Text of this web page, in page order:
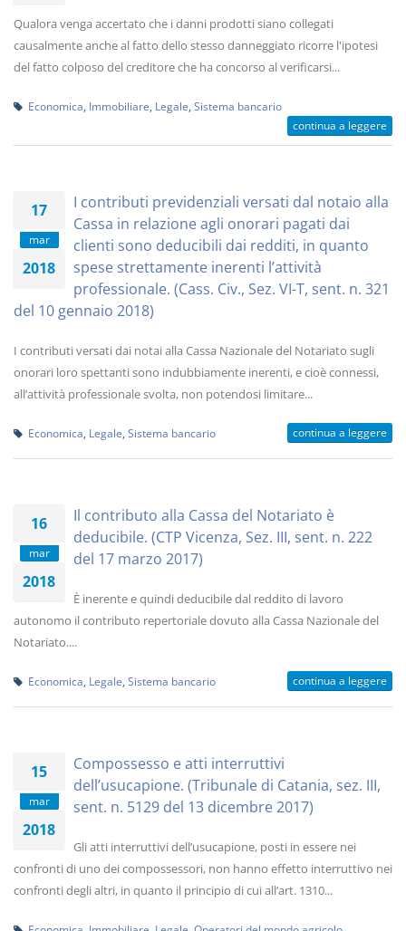
Qualora venga accertato che i danni prodotti siano collegati
causalmente anche al fatto dello stesso danneggiato ricorre l'ipotesi
del fatto colposo del creditore che ha concorso al verificarsi...
Economica Immobiliare Legale Sistema bancario
continua a leggere
17
mar
2018
I contributi previdenziali versati dal notaio alla
Cassa in relazione agli onorari pagati dai
clienti sono deducibili dai redditi, in quanto
spese strettamente inerenti l’attività
professionale. (Cass. Civ., Sez. VI-T, sent. n. 321
del 10 gennaio 2018)
I contributi versati dai notai alla Cassa Nazionale del Notariato sugli
onorari loro spettanti sono indubbiamente inerenti, e cioè connessi,
all’attività professionale svolta, non potendosi limitare...
Economica Legale Sistema bancario continua a leggere
16
mar
2018
Il contributo alla Cassa del Notariato è
deducibile. (CTP Vicenza, Sez. III, sent. n. 222
del 17 marzo 2017)
È inerente e quindi deducibile dal reddito di lavoro
autonomo il contributo repertoriale dovuto alla Cassa Nazionale del
Notariato....
Economica Legale Sistema bancario continua a leggere
15
mar
2018
Compossesso e atti interruttivi
dell’usucapione. (Tribunale di Catania, sez. III,
sent. n. 5129 del 13 dicembre 2017)
Gli atti interruttivi dell’usucapione, posti in essere nei
confronti di uno dei compossessori, non hanno effetto interruttivo nei
confronti degli altri, in quanto il principio di cui all’art. 1310...